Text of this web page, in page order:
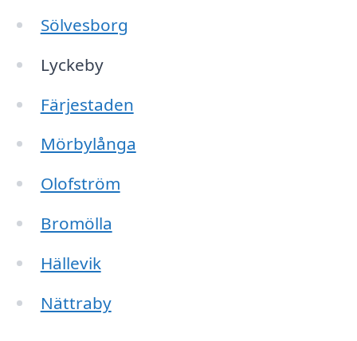
Sölvesborg
Lyckeby
Färjestaden
Mörbylånga
Olofström
Bromölla
Hällevik
Nättraby